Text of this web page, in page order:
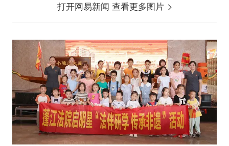
打开网易新闻 查看更多图片